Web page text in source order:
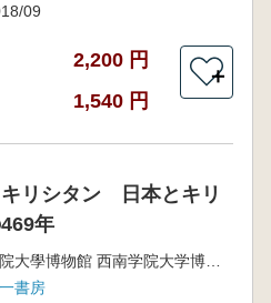
09
2,200 円
1,540 円
＋
リシタン 日本とキリ
年
國學院大學博物館 西南学院大学博物館 編
書房